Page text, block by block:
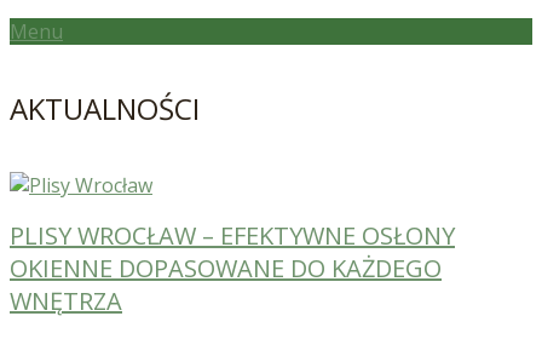
Menu
AKTUALNOŚCI
PLISY WROCŁAW – EFEKTYWNE OSŁONY
OKIENNE DOPASOWANE DO KAŻDEGO
WNĘTRZA